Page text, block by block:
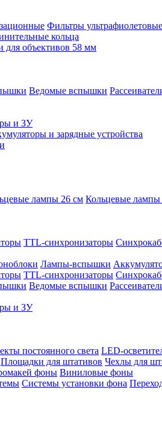
Фильтры ультрафиолетовые
кольца
объективов 58 мм
Ведомые вспышки
и ЗУ
и зарядные устройства
лампы 26 см Кольцевые лампы
TTL-синхронизаторы
Лампы-вспышки
TTL-синхронизаторы
Ведомые вспышки
и ЗУ
постоянного света LED-
Площадки для штативов Чехлы для
фоны Виниловые фоны
Системы установки фона